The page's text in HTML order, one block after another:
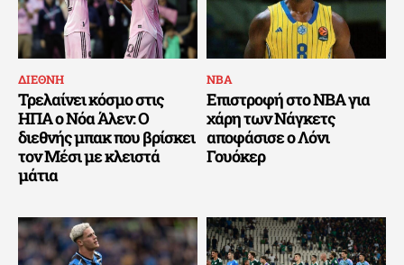
ΔΙΕΘΝΗ
Τρελαίνει κόσμο στις
ΗΠΑ ο Νόα Άλεν: Ο
διεθνής μπακ που βρίσκει
τον Μέσι με κλειστά
μάτια
ΝΒΑ
Επιστροφή στο NBA για
χάρη των Νάγκετς
αποφάσισε ο Λόνι
Γουόκερ